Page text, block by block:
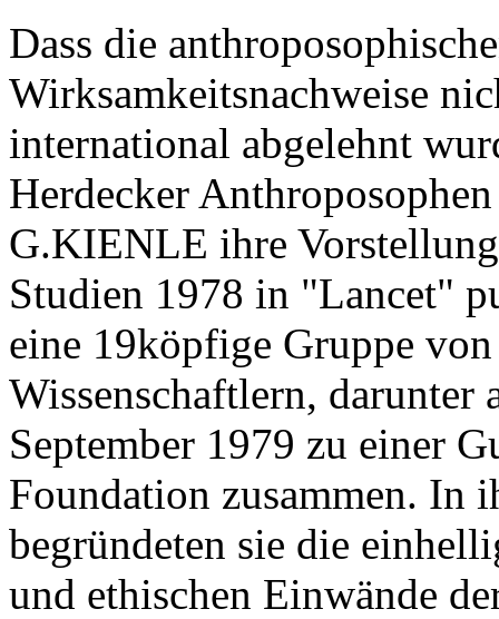
Dass die
Wirksamkeitsnachweise
international abgelehnt
Herdecker
G.KIENLE ihre
Studien 1978 in "Lancet"
eine 19köpfige Gruppe
Wissenschaftlern,
September 1979 zu einer
Foundation zusammen. In
begründeten sie die
und ethischen Einwände